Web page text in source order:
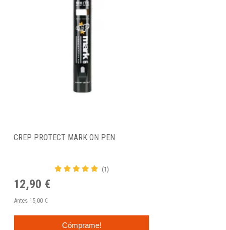
CREP PROTECT MARK ON PEN
(1)
12,90 €
Antes 15,00 €
Cómprame!